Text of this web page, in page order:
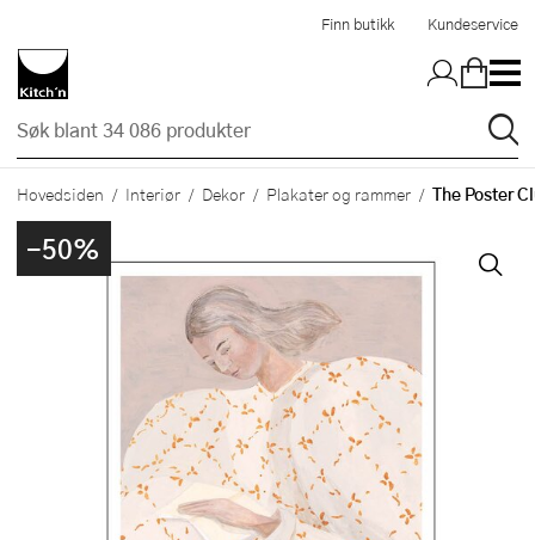
Finn butikk Kundeservice
Hovedsiden Interiør Dekor Plakater og rammer The Poster
-50%